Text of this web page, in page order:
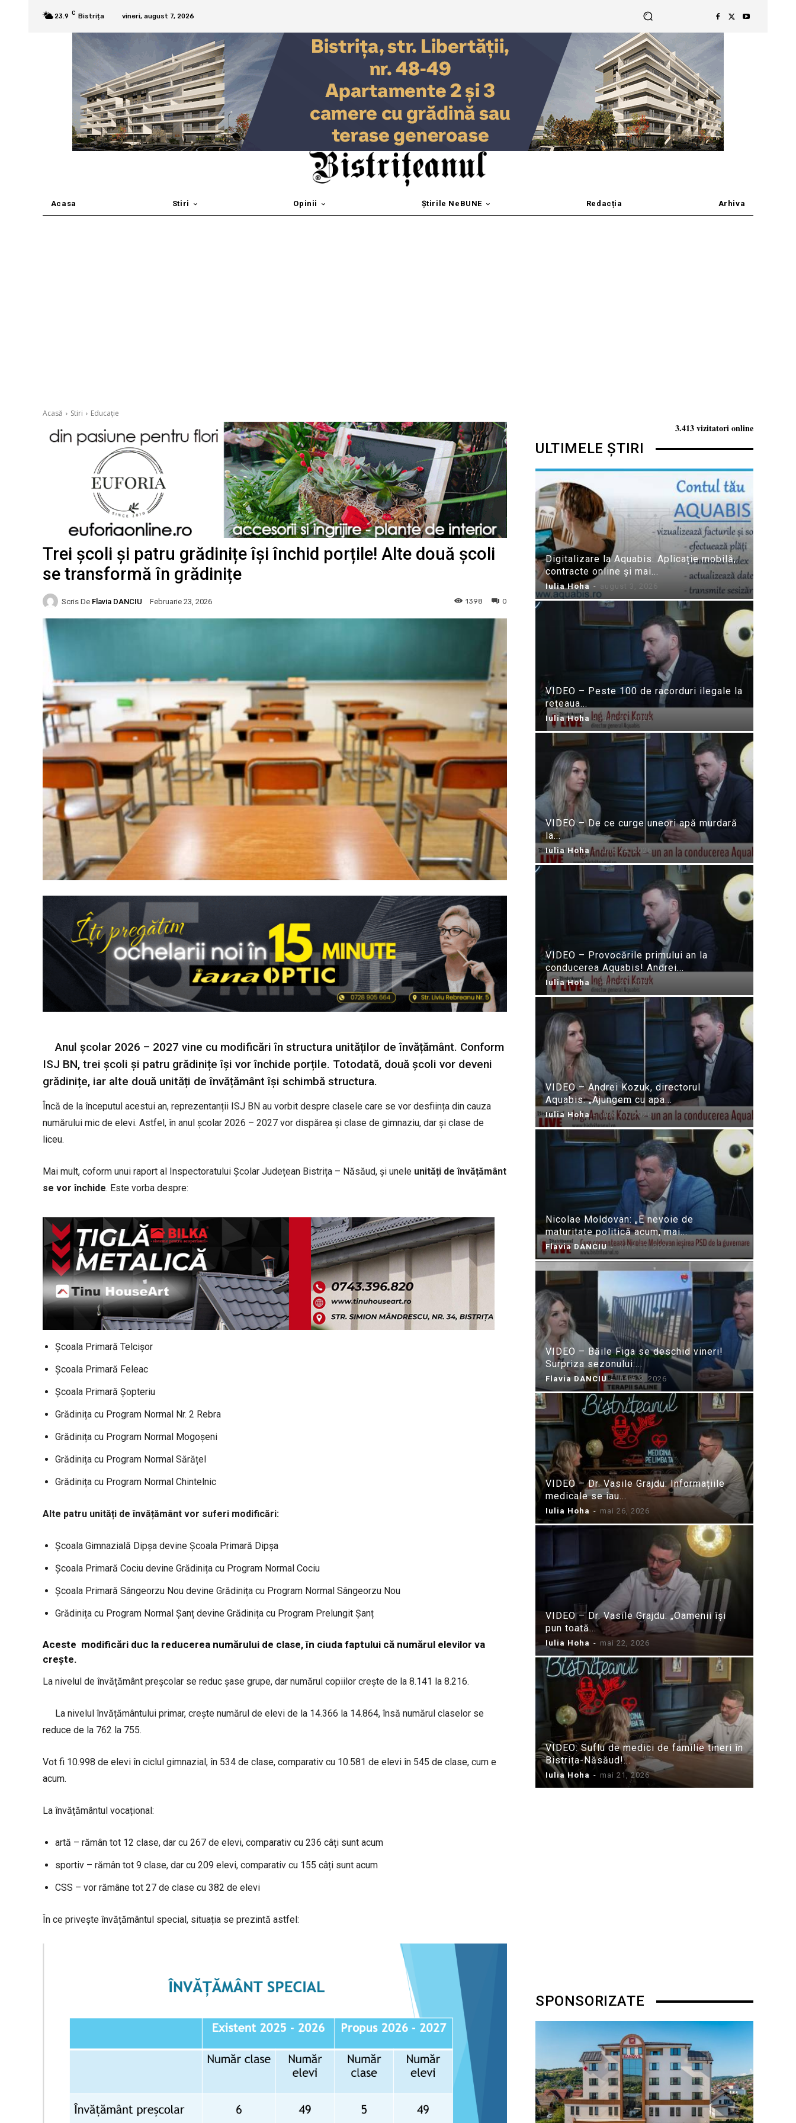
23.9 C Bistrița vineri, august 7, 2026
Acasa Stiri Opinii Știrile NeBUNE Redacția Arhiva
Acasă Stiri Educație
Trei școli și patru grădinițe își închid porțile! Alte două școli
se transformă în grădinițe
Scris De Flavia DANCIU Februarie 23, 2026 0
1398
Anul școlar 2026 – 2027 vine cu modificări în structura unităților de învățământ. Conform
ISJ BN, trei școli și patru grădinițe își vor închide porțile. Totodată, două școli vor deveni
grădinițe, iar alte două unități de învățământ își schimbă structura.
Încă de la începutul acestui an, reprezentanții ISJ BN au vorbit despre clasele care se vor desființa din cauza
numărului mic de elevi. Astfel, în anul școlar 2026 – 2027 vor dispărea și clase de gimnaziu, dar și clase de
liceu.
Mai mult, coform unui raport al Inspectoratului Școlar Județean Bistrița – Năsăud, și unele unități de învățământ
se vor închide. Este vorba despre:
Școala Primară Telcișor
Școala Primară Feleac
Școala Primară Șopteriu
Grădinița cu Program Normal Nr. 2 Rebra
Grădinița cu Program Normal Mogoșeni
Grădinița cu Program Normal Sărățel
Grădinița cu Program Normal Chintelnic
Alte patru unități de învățământ vor suferi modificări:
Școala Gimnazială Dipșa devine Școala Primară Dipșa
Școala Primară Cociu devine Grădinița cu Program Normal Cociu
Școala Primară Sângeorzu Nou devine Grădinița cu Program Normal Sângeorzu Nou
Grădinița cu Program Normal Șanț devine Grădinița cu Program Prelungit Șanț
Aceste modificări duc la reducerea numărului de clase, în ciuda faptului că numărul elevilor va
crește.
La nivelul de învățământ preșcolar se reduc șase grupe, dar numărul copiilor crește de la 8.141 la 8.216.
La nivelul învățământului primar, crește numărul de elevi de la 14.366 la 14.864, însă numărul claselor se
reduce de la 762 la 755.
Vot fi 10.998 de elevi în ciclul gimnazial, în 534 de clase, comparativ cu 10.581 de elevi în 545 de clase, cum e
acum.
La învățământul vocațional:
artă – rămân tot 12 clase, dar cu 267 de elevi, comparativ cu 236 câți sunt acum
sportiv – rămân tot 9 clase, dar cu 209 elevi, comparativ cu 155 câți sunt acum
CSS – vor rămâne tot 27 de clase cu 382 de elevi
În ce privește învățământul special, situația se prezintă astfel:
3.413 vizitatori online
ULTIMELE ȘTIRI
Digitalizare la Aquabis: Aplicație mobilă,
contracte online și mai...
Iulia Hoha - august 3, 2026
VIDEO – Peste 100 de racorduri ilegale la
rețeaua...
Iulia Hoha - iulie 31, 2026
VIDEO – De ce curge uneori apă murdară
la...
Iulia Hoha - iulie 24, 2026
VIDEO – Provocările primului an la
conducerea Aquabis! Andrei...
Iulia Hoha - iulie 21, 2026
VIDEO – Andrei Kozuk, directorul
Aquabis: „Ajungem cu apa...
Iulia Hoha - iulie 21, 2026
Nicolae Moldovan: „E nevoie de
maturitate politică acum, mai...
Flavia DANCIU - iunie 10, 2026
VIDEO – Băile Figa se deschid vineri!
Surpriza sezonului:...
Flavia DANCIU - iunie 9, 2026
VIDEO – Dr. Vasile Grajdu: Informațiile
medicale se iau...
Iulia Hoha - mai 26, 2026
VIDEO – Dr. Vasile Grajdu: „Oamenii își
pun toată...
Iulia Hoha - mai 22, 2026
VIDEO: Suflu de medici de familie tineri în
Bistrița-Năsăud!...
Iulia Hoha - mai 21, 2026
SPONSORIZATE